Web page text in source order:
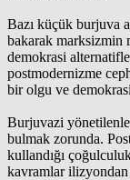
Bazı küçük burjuva
bakarak marksizmin
demokrasi
postmodernizme
bir olgu ve
Burjuvazi
bulmak zorunda.
kullandığı
kavramlar ilizyondan